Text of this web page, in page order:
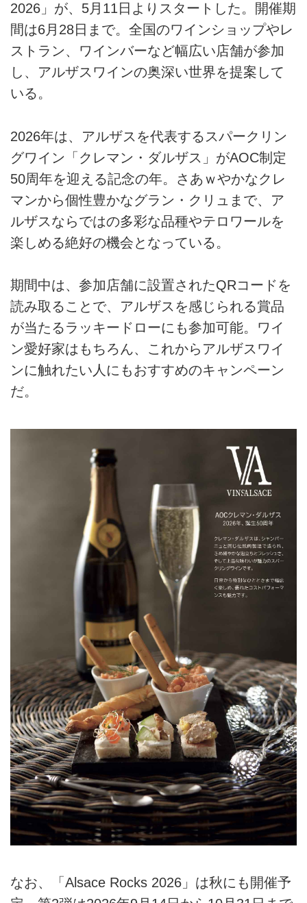
2026」が、5月11日よりスタートした。開催期
間は6月28日まで。全国のワインショップやレ
ストラン、ワインバーなど幅広い店舗が参加
し、アルザスワインの奥深い世界を提案して
いる。
2026年は、アルザスを代表するスパークリン
グワイン「クレマン・ダルザス」がAOC制定
50周年を迎える記念の年。さあｗやかなクレ
マンから個性豊かなグラン・クリュまで、ア
ルザスならではの多彩な品種やテロワールを
楽しめる絶好の機会となっている。
期間中は、参加店舗に設置されたQRコードを
読み取ることで、アルザスを感じられる賞品
が当たるラッキードローにも参加可能。ワイ
ン愛好家はもちろん、これからアルザスワイ
ンに触れたい人にもおすすめのキャンペーン
だ。
なお、「Alsace Rocks 2026」は秋にも開催予